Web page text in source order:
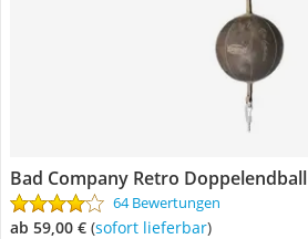
Bad Company Retro Doppelendball
64 Bewertungen
ab 59,00 € ( Sofort lieferbar)